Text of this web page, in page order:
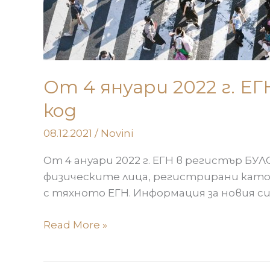
От 4 януари 2022 г.
код
08.12.2021 / Novini
От 4 ануари 2022 г. ЕГН в регистър
физическите лица, регистрирани
с тяхното ЕГН. Информация за новия
Read More »